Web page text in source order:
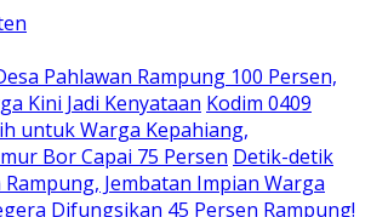
Pahlawan Rampung 100 Persen,
Kini Jadi Kenyataan Kodim 0409
untuk Warga Kepahiang,
Bor Capai 75 Persen Detik-detik
Jembatan Impian Warga
Difungsikan 45 Persen Rampung!